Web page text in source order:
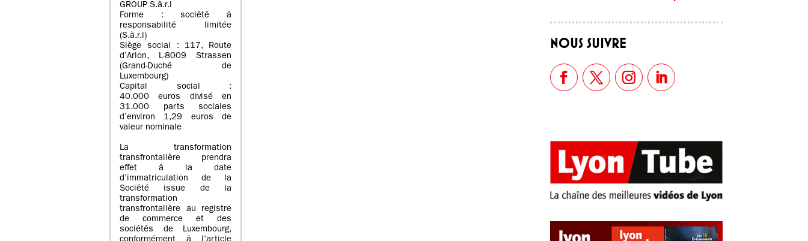
GROUP S.à.r.l
Forme : société à
responsabilité limitée
(S.à.r.l)
Siège social : 117, Route
d’Arlon, L-8009 Strassen
(Grand-Duché de
Luxembourg)
Capital social :
40.000 euros divisé en
31.000 parts sociales
d’environ 1,29 euros de
valeur nominale
La transformation
transfrontalière prendra
effet à la date
d’immatriculation de la
Société issue de la
transformation
transfrontalière au registre
de commerce et des
sociétés de Luxembourg,
NOUS SUIVRE